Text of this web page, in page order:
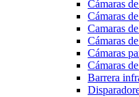
Cámaras
Cámaras
Camaras
Cámaras
Cámaras
Cámaras
Barrera